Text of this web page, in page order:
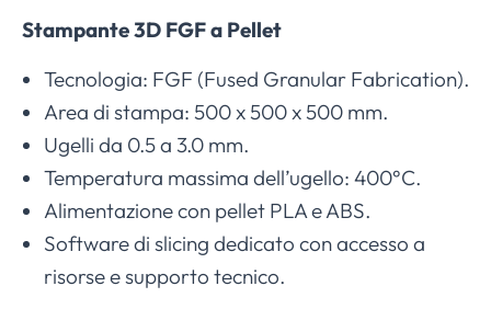
Stampante 3D FGF a Pellet
Tecnologia: FGF (Fused Granular Fabrication).
Area di stampa: 500 x 500 x 500 mm.
Ugelli da 0.5 a 3.0 mm.
Temperatura massima dell’ugello: 400°C.
Alimentazione con pellet PLA e ABS.
Software di slicing dedicato con accesso a
risorse e supporto tecnico.